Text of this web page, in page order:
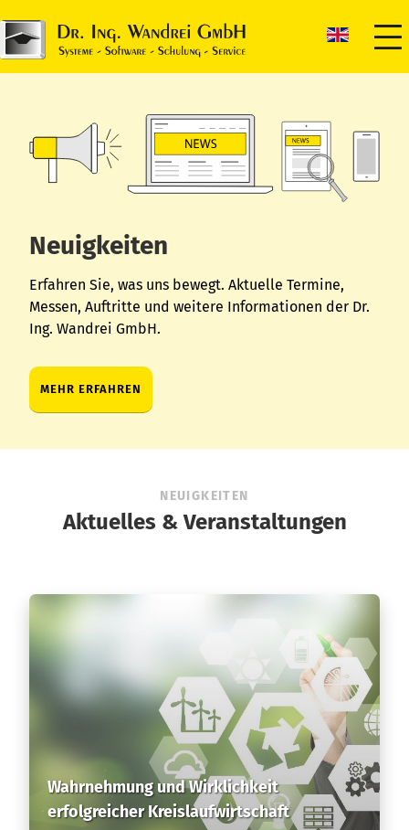
Neuigkeiten
Erfahren Sie, was uns bewegt. Aktuelle Termine,
Messen, Auftritte und weitere Informationen der Dr.
Ing. Wandrei GmbH.
MEHR ERFAHREN
NEUIGKEITEN
Aktuelles & Veranstaltungen
Wahrnehmung und Wirklichkeit
erfolgreicher Kreislaufwirtschaft